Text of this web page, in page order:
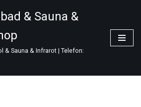
& Sauna &
& Sauna & Infrarot | Telefon: